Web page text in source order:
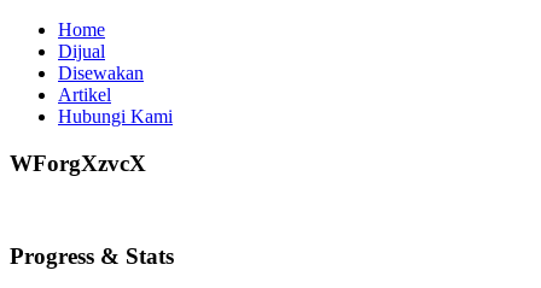
Home
Dijual
Disewakan
Artikel
Hubungi Kami
WForgXzvcX
Progress & Stats